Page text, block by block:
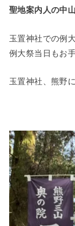
聖地案内人の中
玉置神社での例
例大祭当日もお
玉置神社、熊野